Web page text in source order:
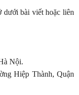
dưới bài viết hoặc liên
Nội.
Hiệp Thành, Quận